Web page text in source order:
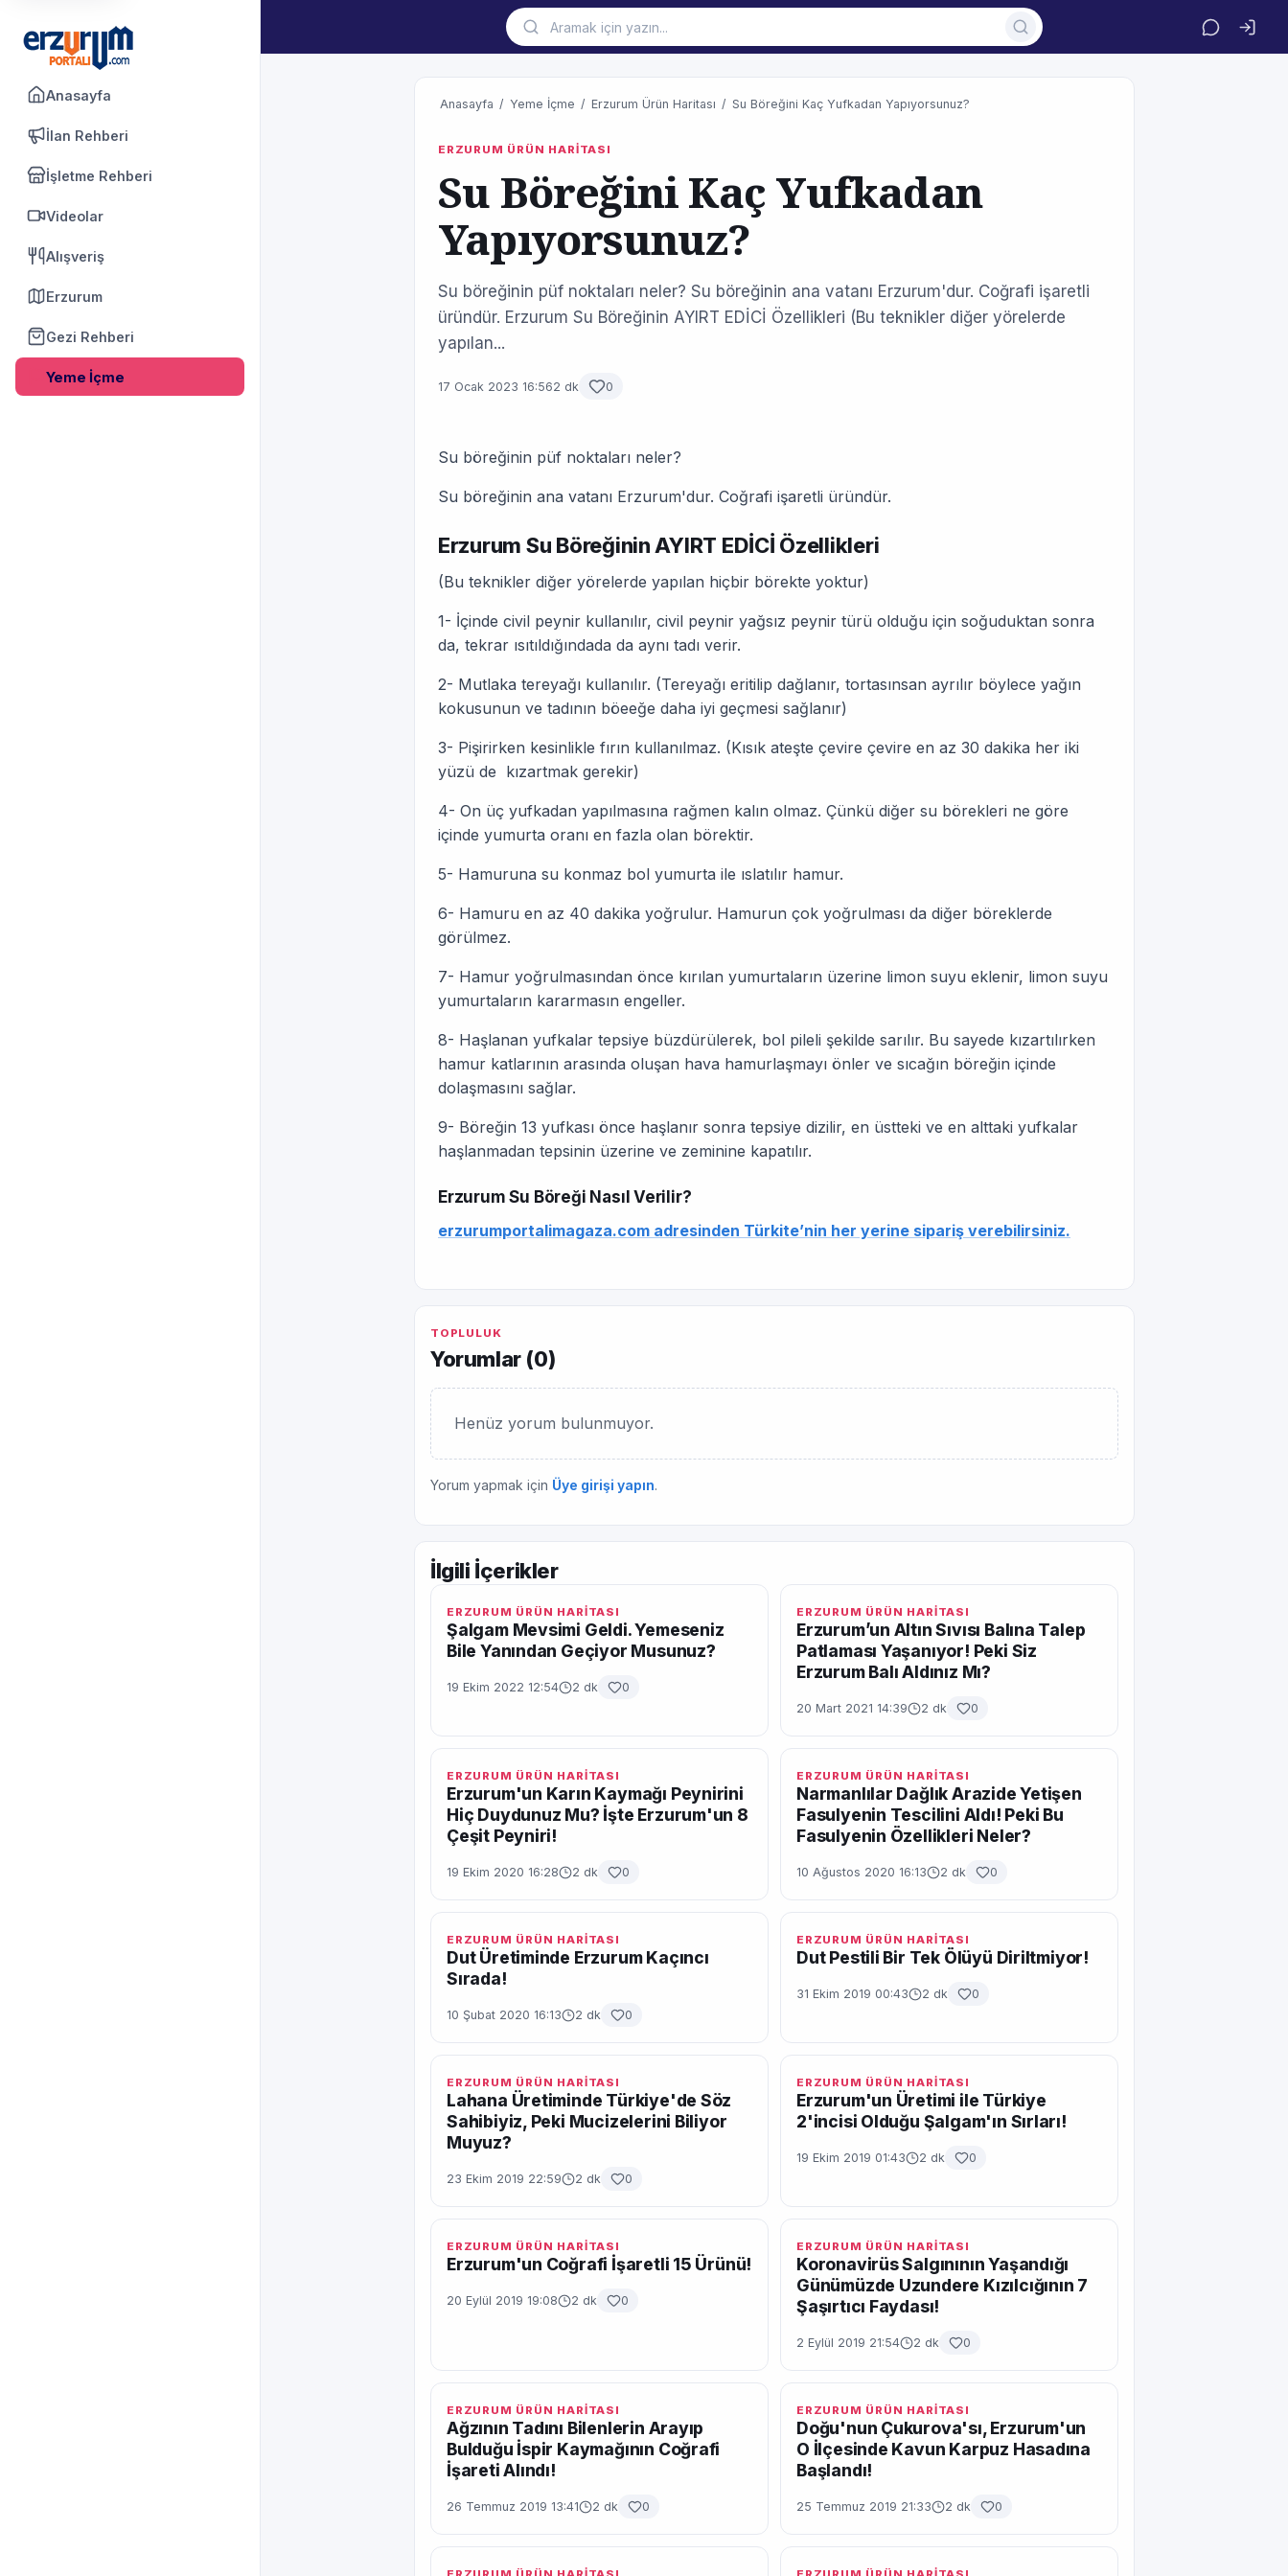
Anasayfa
İlan Rehberi
İşletme Rehberi
Videolar
Alışveriş
Erzurum
Gezi Rehberi
Yeme İçme
Anasayfa / Yeme İçme / Erzurum Ürün Haritası / Su Böreğini Kaç Yufkadan Yapıyorsunuz?
ERZURUM ÜRÜN HARİTASI
Su Böreğini Kaç Yufkadan
Yapıyorsunuz?
Su böreğinin püf noktaları neler? Su böreğinin ana vatanı Erzurum'dur. Coğrafi işaretli
üründür. Erzurum Su Böreğinin AYIRT EDİCİ Özellikleri (Bu teknikler diğer yörelerde
yapılan...
17 Ocak 2023 16:562 dk 0
Su böreğinin püf noktaları neler?
Su böreğinin ana vatanı Erzurum'dur. Coğrafi işaretli üründür.
Erzurum Su Böreğinin AYIRT EDİCİ Özellikleri
(Bu teknikler diğer yörelerde yapılan hiçbir börekte yoktur)
1- İçinde civil peynir kullanılır, civil peynir yağsız peynir türü olduğu için soğuduktan sonra
da, tekrar ısıtıldığındada da aynı tadı verir.
2- Mutlaka tereyağı kullanılır. (Tereyağı eritilip dağlanır, tortasınsan ayrılır böylece yağın
kokusunun ve tadının böeeğe daha iyi geçmesi sağlanır)
3- Pişirirken kesinlikle fırın kullanılmaz. (Kısık ateşte çevire çevire en az 30 dakika her iki
yüzü de kızartmak gerekir)
4- On üç yufkadan yapılmasına rağmen kalın olmaz. Çünkü diğer su börekleri ne göre
içinde yumurta oranı en fazla olan börektir.
5- Hamuruna su konmaz bol yumurta ile ıslatılır hamur.
6- Hamuru en az 40 dakika yoğrulur. Hamurun çok yoğrulması da diğer böreklerde
görülmez.
7- Hamur yoğrulmasından önce kırılan yumurtaların üzerine limon suyu eklenir, limon suyu
yumurtaların kararmasın engeller.
8- Haşlanan yufkalar tepsiye büzdürülerek, bol pileli şekilde sarılır. Bu sayede kızartılırken
hamur katlarının arasında oluşan hava hamurlaşmayı önler ve sıcağın böreğin içinde
dolaşmasını sağlar.
9- Böreğin 13 yufkası önce haşlanır sonra tepsiye dizilir, en üstteki ve en alttaki yufkalar
haşlanmadan tepsinin üzerine ve zeminine kapatılır.
Erzurum Su Böreği Nasıl Verilir?
erzurumportalimagaza.com adresinden Türkite’nin her yerine sipariş verebilirsiniz.
TOPLULUK
Yorumlar (0)
Henüz yorum bulunmuyor.
Yorum yapmak için Üye girişi yapın.
İlgili İçerikler
ERZURUM ÜRÜN HARİTASI
Şalgam Mevsimi Geldi. Yemeseniz
Bile Yanından Geçiyor Musunuz?
19 Ekim 2022 12:54 2 dk 0
ERZURUM ÜRÜN HARİTASI
Erzurum’un Altın Sıvısı Balına Talep
Patlaması Yaşanıyor! Peki Siz
Erzurum Balı Aldınız Mı?
20 Mart 2021 14:39 2 dk 0
ERZURUM ÜRÜN HARİTASI
Erzurum'un Karın Kaymağı Peynirini
Hiç Duydunuz Mu? İşte Erzurum'un 8
Çeşit Peyniri!
19 Ekim 2020 16:28 2 dk 0
ERZURUM ÜRÜN HARİTASI
Narmanlılar Dağlık Arazide Yetişen
Fasulyenin Tescilini Aldı! Peki Bu
Fasulyenin Özellikleri Neler?
10 Ağustos 2020 16:13 2 dk 0
ERZURUM ÜRÜN HARİTASI
Dut Üretiminde Erzurum Kaçıncı
Sırada!
10 Şubat 2020 16:13 2 dk 0
ERZURUM ÜRÜN HARİTASI
Dut Pestili Bir Tek Ölüyü Diriltmiyor!
31 Ekim 2019 00:43 2 dk 0
ERZURUM ÜRÜN HARİTASI
Lahana Üretiminde Türkiye'de Söz
Sahibiyiz, Peki Mucizelerini Biliyor
Muyuz?
23 Ekim 2019 22:59 2 dk 0
ERZURUM ÜRÜN HARİTASI
Erzurum'un Üretimi ile Türkiye
2'incisi Olduğu Şalgam'ın Sırları!
19 Ekim 2019 01:43 2 dk 0
ERZURUM ÜRÜN HARİTASI
Erzurum'un Coğrafi İşaretli 15 Ürünü!
20 Eylül 2019 19:08 2 dk 0
ERZURUM ÜRÜN HARİTASI
Koronavirüs Salgınının Yaşandığı
Günümüzde Uzundere Kızılcığının 7
Şaşırtıcı Faydası!
2 Eylül 2019 21:54 2 dk 0
ERZURUM ÜRÜN HARİTASI
Ağzının Tadını Bilenlerin Arayıp
Bulduğu İspir Kaymağının Coğrafi
İşareti Alındı!
26 Temmuz 2019 13:41 2 dk 0
ERZURUM ÜRÜN HARİTASI
Doğu'nun Çukurova'sı, Erzurum'un
O İlçesinde Kavun Karpuz Hasadına
Başlandı!
25 Temmuz 2019 21:33 2 dk 0